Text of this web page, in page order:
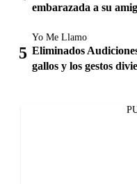
embarazada a su
Yo Me Llamo
Eliminados
gallos y los gestos